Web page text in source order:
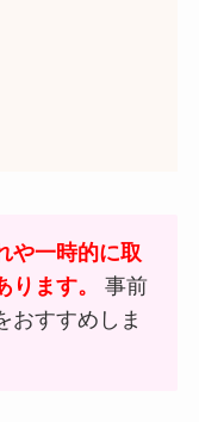
や一時的に取
ります。
事前
おすすめしま